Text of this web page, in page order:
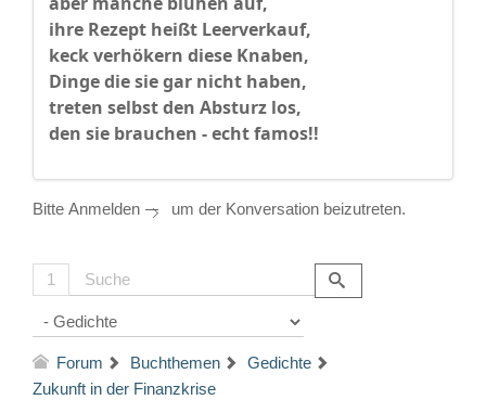
ihre Rezept heißt Leerverkauf,
keck verhökern diese Knaben,
Dinge die sie gar nicht haben,
treten selbst den Absturz los,
den sie brauchen - echt famos!!
Bitte Anmelden um der Konversation beizutreten.
1
Forum Buchthemen
Gedichte
Zukunft in der Finanzkrise